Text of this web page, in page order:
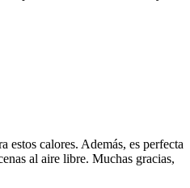
estos calores. Además, es perfecta
al aire libre. Muchas gracias,